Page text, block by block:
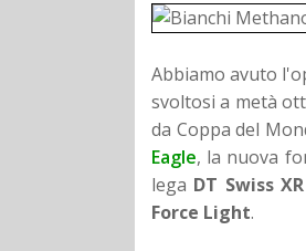
Abbiamo avuto
svoltosi a metà
da Coppa del
Eagle, la nuova
lega DT Swiss
Force Light.